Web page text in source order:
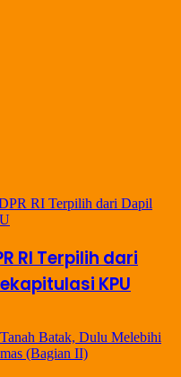
RI Terpilih dari
KPU